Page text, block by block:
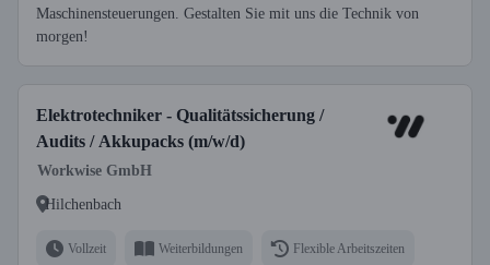
Maschinensteuerungen. Gestalten Sie mit uns die Technik von
morgen!
Elektrotechniker - Qualitätssicherung /
Audits / Akkupacks (m/w/d)
Workwise GmbH
Hilchenbach
Vollzeit Weiterbildungen Flexible Arbeitszeiten